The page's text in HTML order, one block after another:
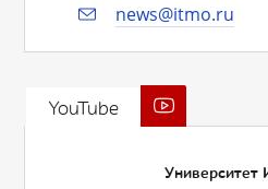
news@itmo.ru
YouTube